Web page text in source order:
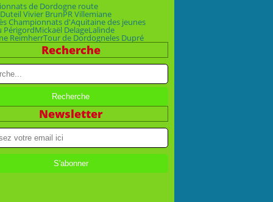
de Dordogne route
Vivier BrunPR Villemiane
Championnats d'Aquitaine des jeunes
PérigordMickaël DelageLalinde
ReimherrTour de Dordogneles Dupré
Recherche
Newsletter